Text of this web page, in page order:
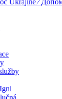
Ukrajině ⁄